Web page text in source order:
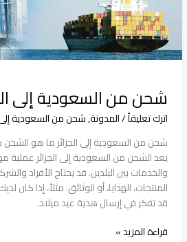
شحن من السعودية إلى
اترك تعليقاً/المدونة,شحن من السعودية إلى
شحن من السعودية إلى الجزائر ما هو الشحن
يعد الشحن من السعودية إلى الجزائر عملية
والخدمات بين البلدين. قد يحتاج الأفراد
المنتجات، الهدايا، أو الوثائق. مثلاً، إذا كان
قد تفكر في إرسال هدية عيد ميلاد.
قراءة المزيد »